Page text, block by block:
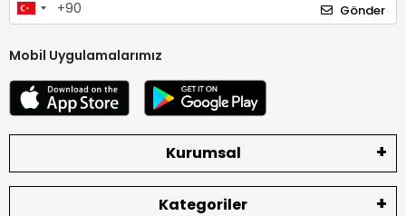
Gönder
Mobil Uygulamalarımız
Kurumsal
Kategoriler